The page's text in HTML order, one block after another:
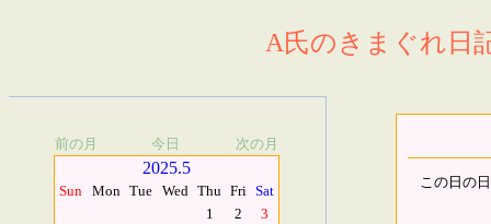
A氏のきまぐれ日
前の月 今日 次の月
2025.5
Sun Mon Tue Wed Thu Fri Sat
1
2
3
この日の